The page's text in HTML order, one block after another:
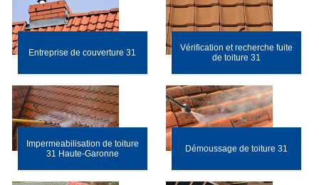
Entreprise de couverture 31
Vérification et recherche fuite
de toiture 31
Impermeabilisation de toiture
31 Haute-Garonne
Démoussage de toiture 31